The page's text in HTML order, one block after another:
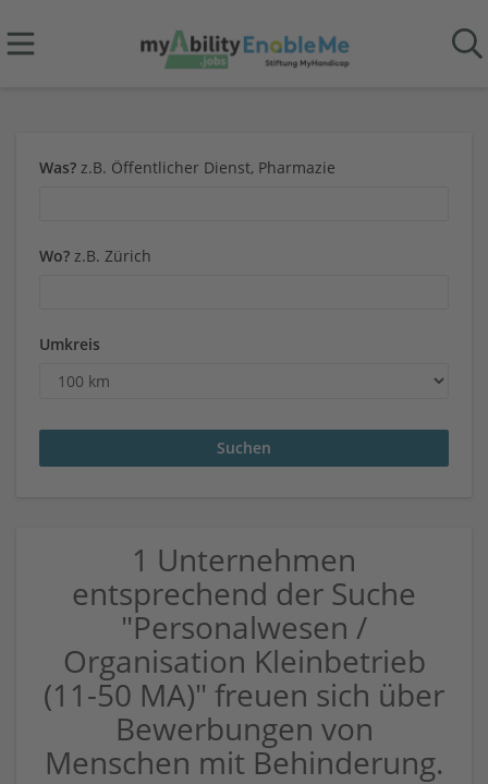
Was? z.B. Öffentlicher Dienst, Pharmazie
Wo? z.B. Zürich
Umkreis
1 Unternehmen
entsprechend der Suche
"Personalwesen /
Organisation Kleinbetrieb
(11-50 MA)" freuen sich über
Bewerbungen von
Menschen mit Behinderung.